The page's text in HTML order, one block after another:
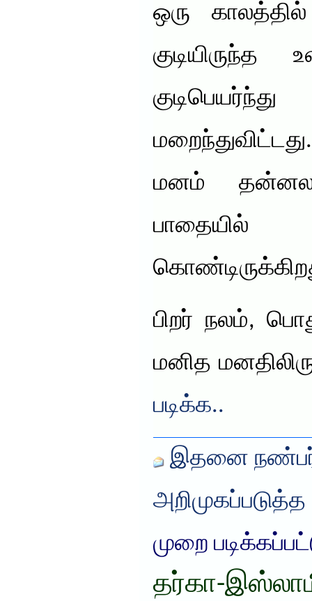
ஒரு
குடியிருந்த
மனம்
பிறர் நலம்,
மனித
படிக்க..
இதனை
அறிமுகப்படுத்த
முறை
தர்கா-